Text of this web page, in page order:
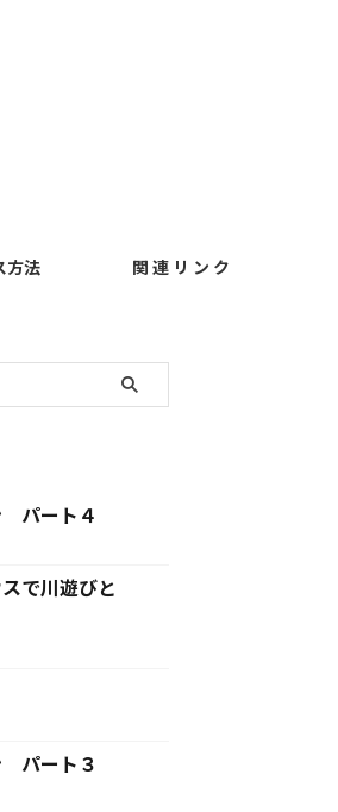
方法 関 連 リ ン ク
パート４
で川遊びと
パート３